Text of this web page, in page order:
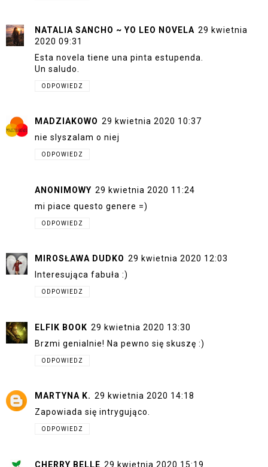
NATALIA SANCHO ~ YO LEO NOVELA 29 kwietnia
2020 09:31
Esta novela tiene una pinta estupenda.
Un saludo.
ODPOWIEDZ
MADZIAKOWO 29 kwietnia 2020 10:37
nie slyszalam o niej
ODPOWIEDZ
ANONIMOWY 29 kwietnia 2020 11:24
mi piace questo genere =)
ODPOWIEDZ
MIROSŁAWA DUDKO 29 kwietnia 2020 12:03
Interesująca fabuła :)
ODPOWIEDZ
ELFIK BOOK 29 kwietnia 2020 13:30
Brzmi genialnie! Na pewno się skuszę :)
ODPOWIEDZ
MARTYNA K. 29 kwietnia 2020 14:18
Zapowiada się intrygująco.
ODPOWIEDZ
CHERRY BELLE 29 kwietnia 2020 15:19